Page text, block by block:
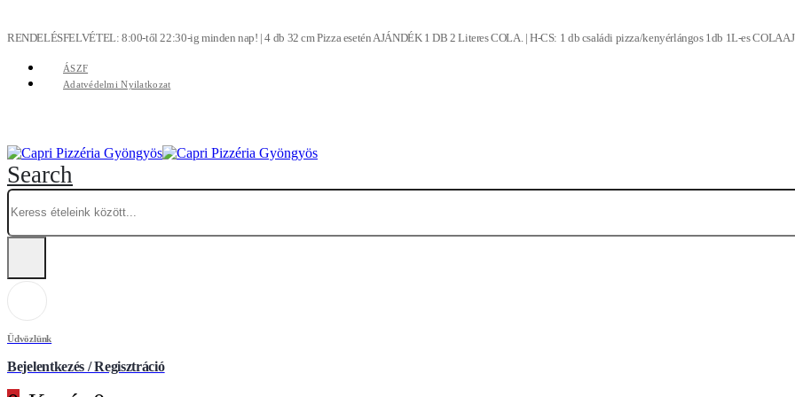
RENDELÉSFELVÉTEL: 8:00-től 22:30-ig minden nap! | 4 db 32 cm Pizza esetén AJÁNDÉK 1 DB 2 Literes COLA. | H-CS: 1 db családi pizza/kenyérlángos 1db 1L-es COLA
ÁSZF
Adatvédelmi Nyilatkozat
Search
Üdvözlünk
Bejelentkezés / Regisztráció